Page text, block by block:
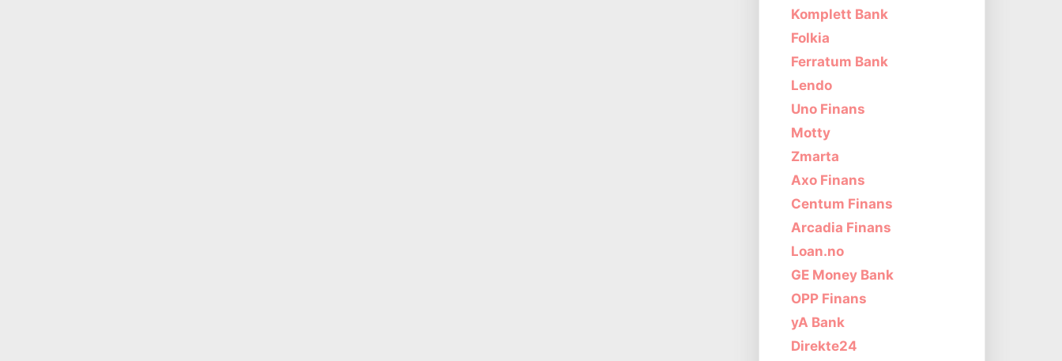
Komplett Bank
Folkia
Ferratum Bank
Lendo
Uno Finans
Motty
Zmarta
Axo Finans
Centum Finans
Arcadia Finans
Loan.no
GE Money Bank
OPP Finans
yA Bank
Direkte24